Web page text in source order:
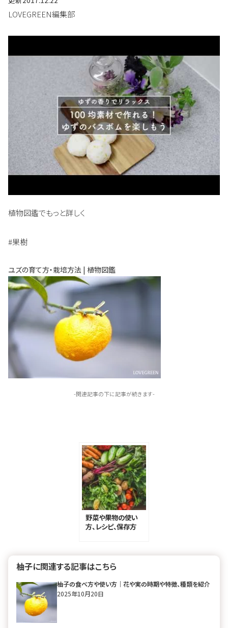
LOVEGREEN編集部
植物図鑑でもっと詳しく
#果樹
ユズの育て方・栽培方法 | 植物図鑑
-関連記事の下に記事が続きます-
野菜や果物の使い
方、レシピ、保存方
ら珍しい野菜まで
柚子に関連する記事はこちら
柚子の食べ方や使い方｜花や実の時期や特徴、種類を紹介
2025年10月20日